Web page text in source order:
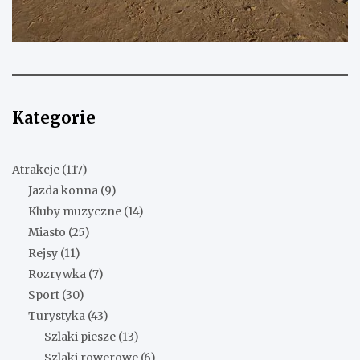
Kategorie
Atrakcje (117)
Jazda konna (9)
Kluby muzyczne (14)
Miasto (25)
Rejsy (11)
Rozrywka (7)
Sport (30)
Turystyka (43)
Szlaki piesze (13)